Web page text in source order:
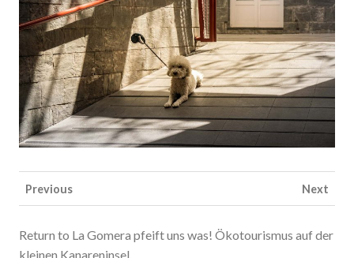
Previous Next
Return to La Gomera pfeift uns was! Ökotourismus auf der
kleinen Kanareninsel.